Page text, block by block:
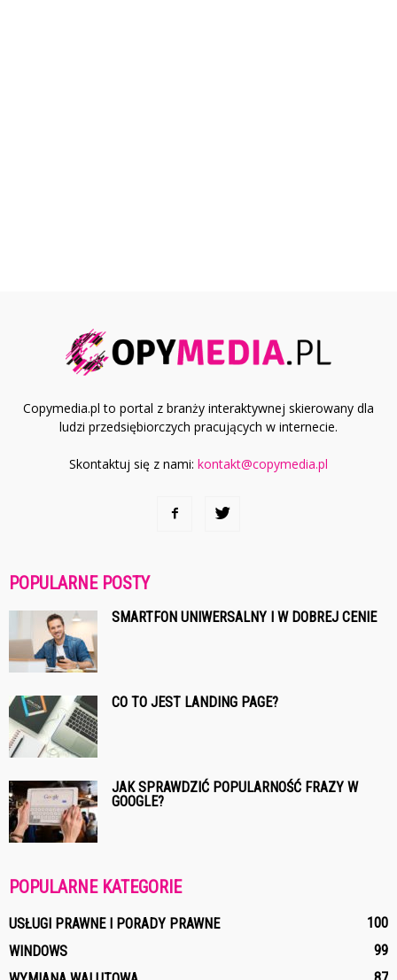
Copymedia.pl to portal z branży interaktywnej skierowany dla
ludzi przedsiębiorczych pracujących w internecie.
Skontaktuj się z nami: kontakt@copymedia.pl
POPULARNE POSTY
SMARTFON UNIWERSALNY I W DOBREJ CENIE
CO TO JEST LANDING PAGE?
JAK SPRAWDZIĆ POPULARNOŚĆ FRAZY W
GOOGLE?
POPULARNE KATEGORIE
USŁUGI PRAWNE I PORADY PRAWNE
100
WINDOWS
99